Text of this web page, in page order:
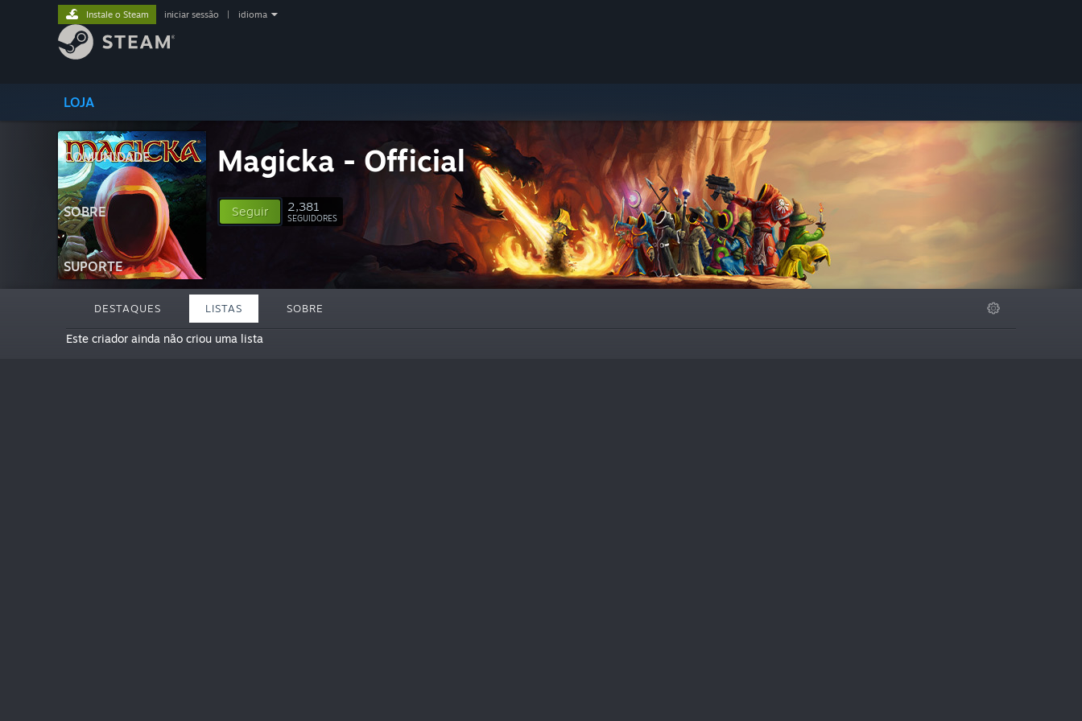
LOJA
COMUNIDADE
SOBRE
SUPORTE
Instale o Steam iniciar sessão idioma
Magicka - Official
Seguir 2,381
SEGUIDORES
DESTAQUES LISTAS SOBRE
Este criador ainda não criou uma lista